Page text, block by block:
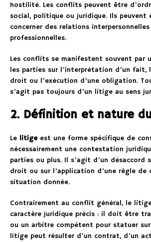
hostilité. Les conflits peuvent être
social, politique ou juridique. Ils peuvent
concerner des relations interpersonnelles
professionnelles.
Les conflits se manifestent souvent par
les parties sur l’interprétation d’un fait,
droit ou l’exécution d’une obligation.
s’agit pas toujours d’un litige au sens
2. Définition et nature
Le litigeest une forme spécifique de
nécessairement une contestation
parties ou plus. Il s’agit d’un désaccord
droit ou sur l’application d’une règle de
situation donnée.
Contrairement au conflit général, le
caractère juridique précis : il doit être
ou un arbitre compétent pour statuer
litige peut résulter d’un contrat, d’un